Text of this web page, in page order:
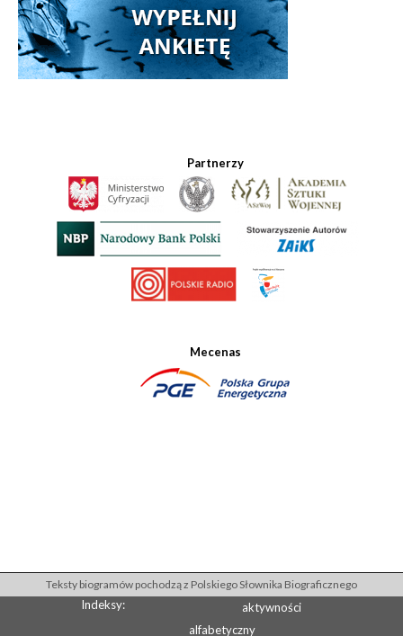
Partnerzy
Mecenas
Teksty biogramów pochodzą z Polskiego Słownika Biograficznego
Indeksy:
aktywności
alfabetyczny